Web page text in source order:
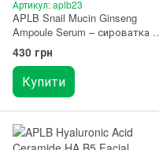
Артикул: aplb23
APLB Snail Mucin Ginseng
Ampoule Serum – сироватка з
муцином равлика та
женьшенем 40 мл
430 грн
Купити